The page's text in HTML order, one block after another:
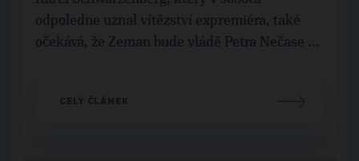
odpoledne uznal vítězství expremiéra, také
očekává, že Zeman bude vládě Petra Nečase ...
CELÝ ČLÁNEK